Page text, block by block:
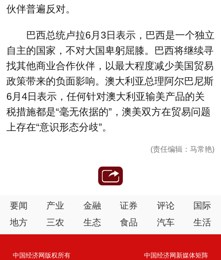
伙伴普遍反对。
巴西总统卢拉6月3日表示，巴西是一个独立
自主的国家，不对大国卑躬屈膝。巴西将继续寻
找其他商业合作伙伴，以最大程度减少美国贸易
政策带来的负面影响。澳大利亚总理阿尔巴尼斯
6月4日表示，任何针对澳大利亚输美产品的关
税措施都是“毫无依据的”，澳美双方在贸易问题
上存在“意识形态分歧”。
(责任编辑：马常艳)
要闻 产业 金融 证券 评论
国际
地方
三农 生态 食品 汽车 生活
中国经济网版权所有 中国经济网新媒体矩阵